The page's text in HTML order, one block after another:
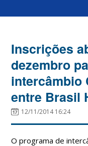
Inscrições
dezembro
intercâmbio
entre Brasil
12/11/2014 16:24
O programa de